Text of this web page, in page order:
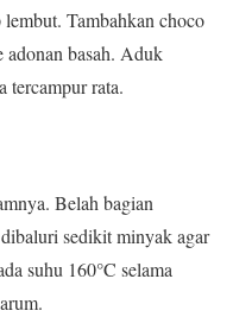
Tambahkan choco
adonan basah. Aduk
tercampur rata.
Belah bagian
sedikit minyak agar
suhu 160°C selama